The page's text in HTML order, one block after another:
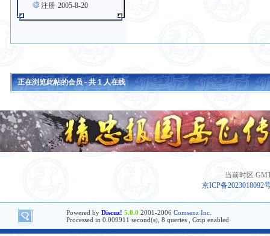
注册 2005-8-20
正在浏览此帖的会员 - 共1人在线
当前时区
京ICP备2023018092
Powered by Discuz! 5.0.0 2001-2006 Comsenz Inc.
Processed in 0.009911 second(s), 8 queries , Gzip enabled